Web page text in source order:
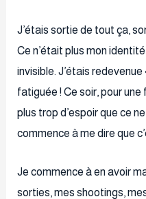
J’étais sortie de tout ça,
Ce n’était plus mon
invisible. J’étais redevenue
fatiguée ! Ce soir, pour une
plus trop d’espoir que ce
commence à me dire que
Je commence à en avoir
sorties, mes shootings,